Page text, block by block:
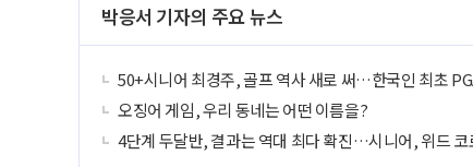
박응서 기자의 주요 뉴스
50+시니어 최경주, 골프 역사 새로 써…한국인 최초
오징어 게임, 우리 동네는 어떤 이름을?
4단계 두달반, 결과는 역대 최다 확진…시니어, 위드 코